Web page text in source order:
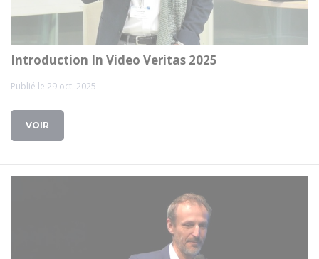
Introduction In Video Veritas 2025
Publié le 29 oct. 2025
VOIR